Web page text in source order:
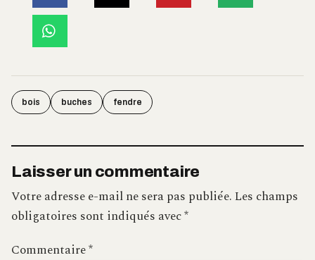
bois buches fendre
Laisser un commentaire
Votre adresse e-mail ne sera pas publiée.Les champs
obligatoires sont indiqués avec*
Commentaire*